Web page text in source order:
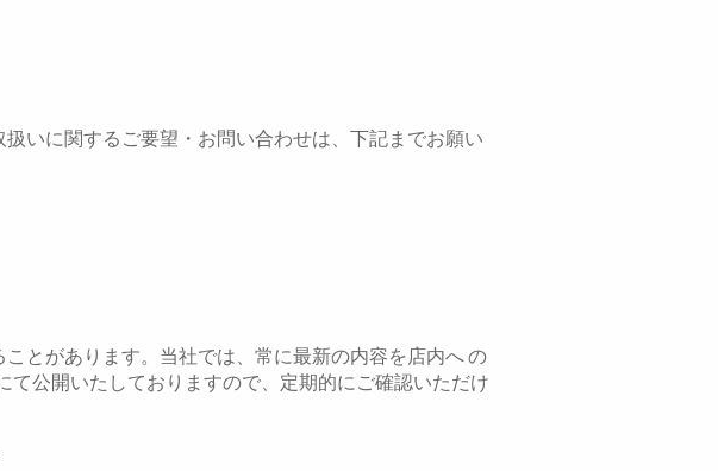
いに関するご要望・お問い合わせは、下記までお願い
とがあります。当社では、常に最新の内容を店内へ の
公開いたしておりますので、定期的にご確認いただけ